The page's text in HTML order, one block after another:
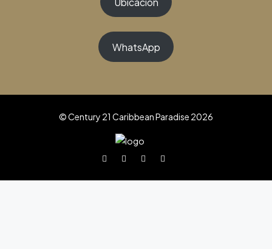
WhatsApp
© Century 21 Caribbean Paradise 2026